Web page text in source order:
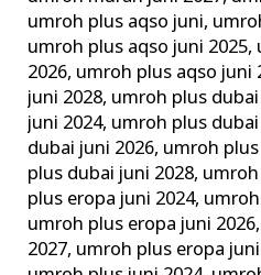
umroh plus aqso juni,
umroh plus aqso juni 2025,
2026, umroh plus aqso juni
juni 2028, umroh plus
juni 2024, umroh plus
dubai juni 2026, umroh
plus dubai juni 2028,
plus eropa juni 2024,
umroh plus eropa juni 2026,
2027, umroh plus eropa